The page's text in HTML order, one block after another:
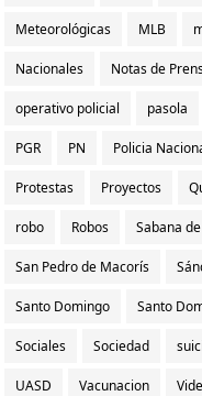
Meteorológicas MLB
Nacionales Notas de
operativo policial pasola
PGR PN Policia
Protestas Proyectos
robo Robos Sabana
San Pedro de Macorís
Santo Domingo Santo
Sociales Sociedad
UASD Vacunacion